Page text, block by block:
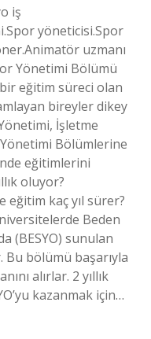
iş
yöneticisi.Spor
uzmanı
Yönetimi Bölümü
bir eğitim süreci olan
bireyler dikey
İşletme
Bölümlerine
eğitimlerini
oluyor?
kaç yıl sürer?
Beden
(BESYO) sunulan
Bu bölümü başarıyla
alırlar. 2 yıllık
kazanmak için…